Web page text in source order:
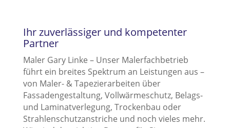
Ihr zuverlässiger und kompetenter
Partner
Maler Gary Linke – Unser Malerfachbetrieb
führt ein breites Spektrum an Leistungen aus –
von Maler- & Tapezierarbeiten über
Fassadengestaltung, Vollwärmeschutz, Belags-
und Laminatverlegung, Trockenbau oder
Strahlenschutzanstriche und noch vieles mehr.